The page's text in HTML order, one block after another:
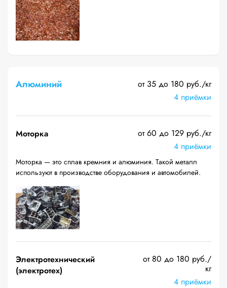
Алюминий
от 35 до 180 руб./кг
4 приёмки
Моторка
от 60 до 129 руб./кг
4 приёмки
Моторка — это сплав кремния и алюминия. Такой металл
используют в производстве оборудования и автомобилей.
Электротехнический
(электротех)
от 80 до 180 руб./
кг
4 приёмки